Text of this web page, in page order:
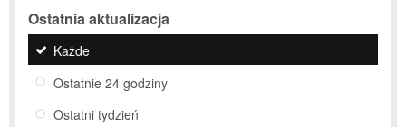
Ostatnia aktualizacja
Każde
Ostatnie 24 godziny
Ostatni tydzień